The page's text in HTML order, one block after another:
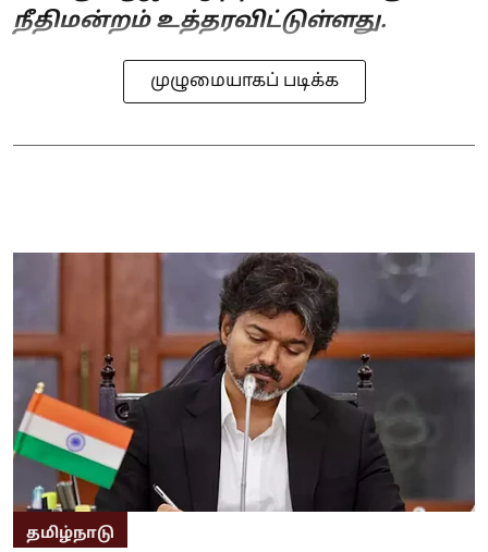
நீதிமன்றம் உத்தரவிட்டுள்ளது.
முழுமையாகப் படிக்க
தமிழ்நாடு